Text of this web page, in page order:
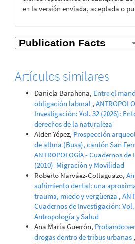
en la versión enviada, aceptada o
Artículos similares
Daniela Barahona, Entre el
obligación laboral ,
Investigación: Vol. 32 (2026):
derechos de la naturaleza
Alden Yépez, Prospección
de altura (Busa), cantón San
ANTROPOLOGÍA - Cuadernos
(2010): Migración y Movilidad
Roberto Narváez-Collaguazo,
sufrimiento dental: una
trauma, miedo y vergüenza ,
Cuadernos de Investigación: Vol.
Antropología y Salud
Ana María Guerrón, Probando
drogas dentro de tribus urbanas ,